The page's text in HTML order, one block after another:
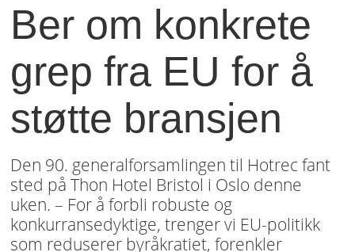
Ber om konkrete
grep fra EU for å
støtte bransjen
Den 90. generalforsamlingen til Hotrec fant
sted på Thon Hotel Bristol i Oslo denne
uken. – For å forbli robuste og
konkurransedyktige, trenger vi EU-politikk
som reduserer byråkratiet, forenkler